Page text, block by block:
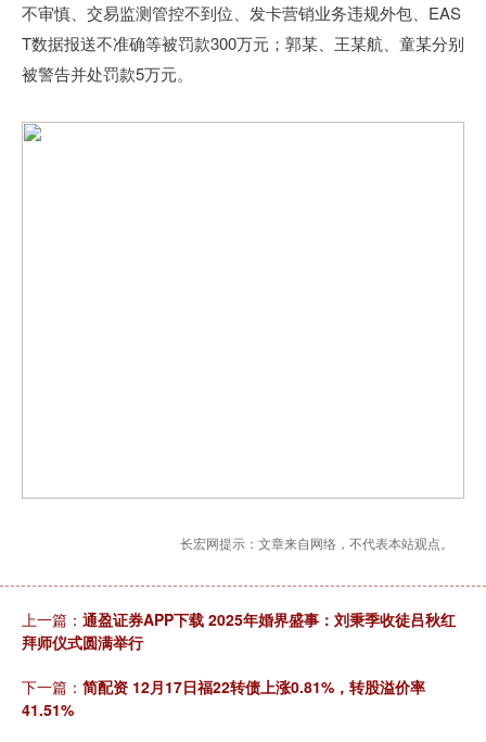
不审慎、交易监测管控不到位、发卡营销业务违规外包、EAS
T数据报送不准确等被罚款300万元；郭某、王某航、童某分别
被警告并处罚款5万元。
长宏网提示：文章来自网络，不代表本站观点。
上一篇： 通盈证券APP下载 2025年婚界盛事：刘秉季收徒吕秋红
拜师仪式圆满举行
下一篇： 简配资 12月17日福22转债上涨0.81%，转股溢价率
41.51%